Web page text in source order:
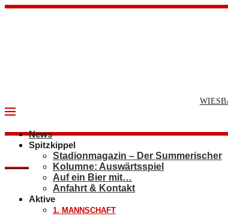
News
Spitzkippel
Stadionmagazin – Der Summerischer
Kolumne: Auswärtsspiel
Auf ein Bier mit…
Anfahrt & Kontakt
Aktive
1. MANNSCHAFT